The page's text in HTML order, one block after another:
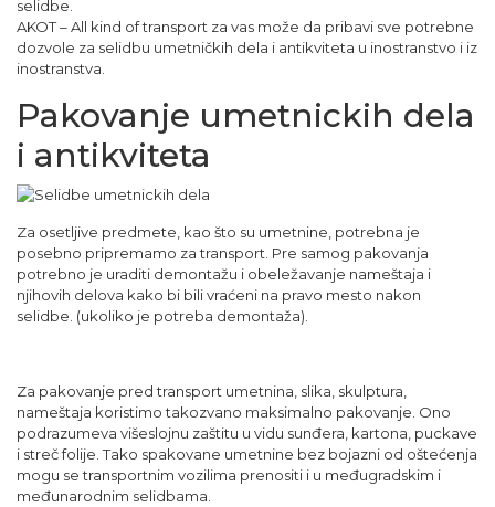
selidbe.
AKOT – All kind of transport za vas može da pribavi sve potrebne
dozvole za selidbu umetničkih dela i antikviteta u inostranstvo i iz
inostranstva.
Pakovanje umetnickih dela
i antikviteta
Za osetljive predmete, kao što su umetnine, potrebna je
posebno pripremamo za transport. Pre samog pakovanja
potrebno je uraditi demontažu i obeležavanje nameštaja i
njihovih delova kako bi bili vraćeni na pravo mesto nakon
selidbe. (ukoliko je potreba demontaža).
Za pakovanje pred transport umetnina, slika, skulptura,
nameštaja koristimo takozvano maksimalno pakovanje. Ono
podrazumeva višeslojnu zaštitu u vidu sunđera, kartona, puckave
i streč folije. Tako spakovane umetnine bez bojazni od oštećenja
mogu se transportnim vozilima prenositi i u međugradskim i
međunarodnim selidbama.